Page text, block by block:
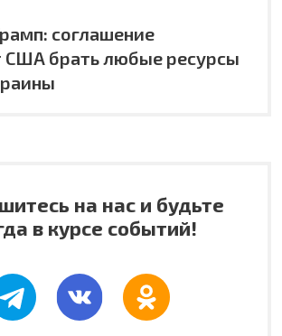
соглашение
США брать любые ресурсы
на нас и будьте
в курсе событий!